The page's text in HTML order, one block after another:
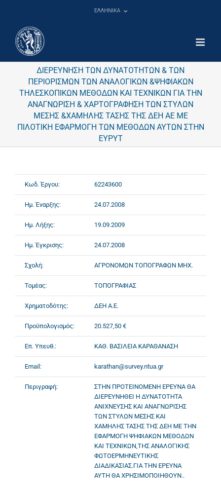
ΕΛΛΗΝΙΚΑ
ΔΙΕΡΕΥΝΗΣΗ ΤΩΝ ΔΥΝΑΤΟΤΗΤΩΝ & ΤΩΝ
ΠΕΡΙΟΡΙΣΜΩΝ ΤΩΝ ΑΝΑΛΟΓΙΚΩΝ &ΨΗΦΙΑΚΩΝ
ΤΗΛΕΣΚΟΠΙΚΩΝ ΜΕΘΟΔΩΝ ΚΑΙ ΤΕΧΝΙΚΩΝ ΓΙΑ ΤΗΝ
ΑΝΑΓΝΩΡΙΣΗ & ΧΑΡΤΟΓΡΑΦΗΣΗ ΤΩΝ ΣΤΥΛΩΝ
ΜΕΣΗΣ &ΧΑΜΗΛΗΣ ΤΑΣΗΣ ΤΗΣ ΔΕΗ ΑΕ ΜΕ
ΠΙΛΟΤΙΚΗ ΕΦΑΡΜΟΓΗ ΤΩΝ ΜΕΘΟΔΩΝ ΑΥΤΩΝ ΣΤΗΝ
ΕΥΡΥΤ
Κωδ. Έργου: 62243600
Ημ. Έναρξης: 24.07.2008
Ημ. Λήξης: 19.09.2009
Ημ. Έγκρισης: 24.07.2008
Σχολή: ΑΓΡΟΝΟΜΩΝ ΤΟΠΟΓΡΑΦΩΝ ΜΗΧ.
Τομέας: ΤΟΠΟΓΡΑΦΙΑΣ
Χρηματοδότης: ΔΕΗ Α.Ε.
Προϋπολογισμός: 20.527,50 €
Επ. Υπευθ.: ΚΑΘ. ΒΑΣΙΛΕΙΑ ΚΑΡΑΘΑΝΑΣΗ
Email: karathan@survey.ntua.gr
Περιγραφή:
ΣΤHΝ ΠΡΟΤΕΙΝΟΜΕΝΗ ΕΡΕΥΝΑ ΘΑ
ΔΙΕΡΕΥΝΗΘΕΙ Η ΔΥΝΑΤΟΤΗΤΑ
ΑΝΙΧΝΕΥΣΗΣ ΚΑΙ ΑΝΑΓΝΩΡΙΣΗΣ
ΤΩΝ ΣΤΥΛΩΝ ΜΕΣΗΣ ΚΑΙ
ΧΑΜΗΛΗΣ ΤΑΣΗΣ ΤΗΣ ΔΕΗ ΜΕ ΤΗΝ
ΕΦΑΡΜΟΓΗ ΨΗΦΙΑΚΩΝ ΜΕΘΟΔΩΝ
ΚΑΙ ΤΕΧΝΙΚΩΝ,ΤΗΣ ΑΝΑΛΟΓΙΚΗΣ
ΦΩΤΟΕΡΜΗΝΕΥΤΙΚΗΣ
ΔΙΑΔΙΚΑΣΙΑΣ.ΓΙΑ ΤΗΝ ΕΡΕΥΝΑ
ΑΥΤΗ ΘΑ ΧΡΗΣΙΜΟΠΟΙΗΘΟΥΝ..